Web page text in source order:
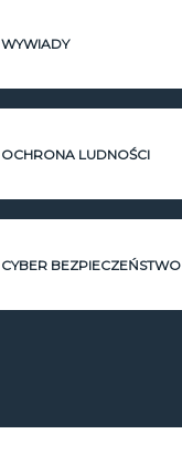
WYWIADY
OCHRONA LUDNOŚCI
CYBER BEZPIECZEŃSTWO